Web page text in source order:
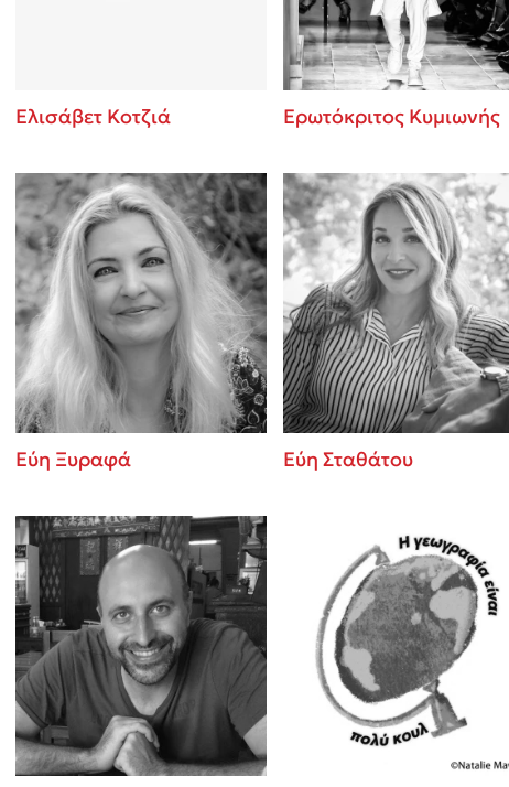
Ελισάβετ Κοτζιά Ερωτόκριτος Κυμιωνής
Εύη Ξυραφά Εύη Σταθάτου